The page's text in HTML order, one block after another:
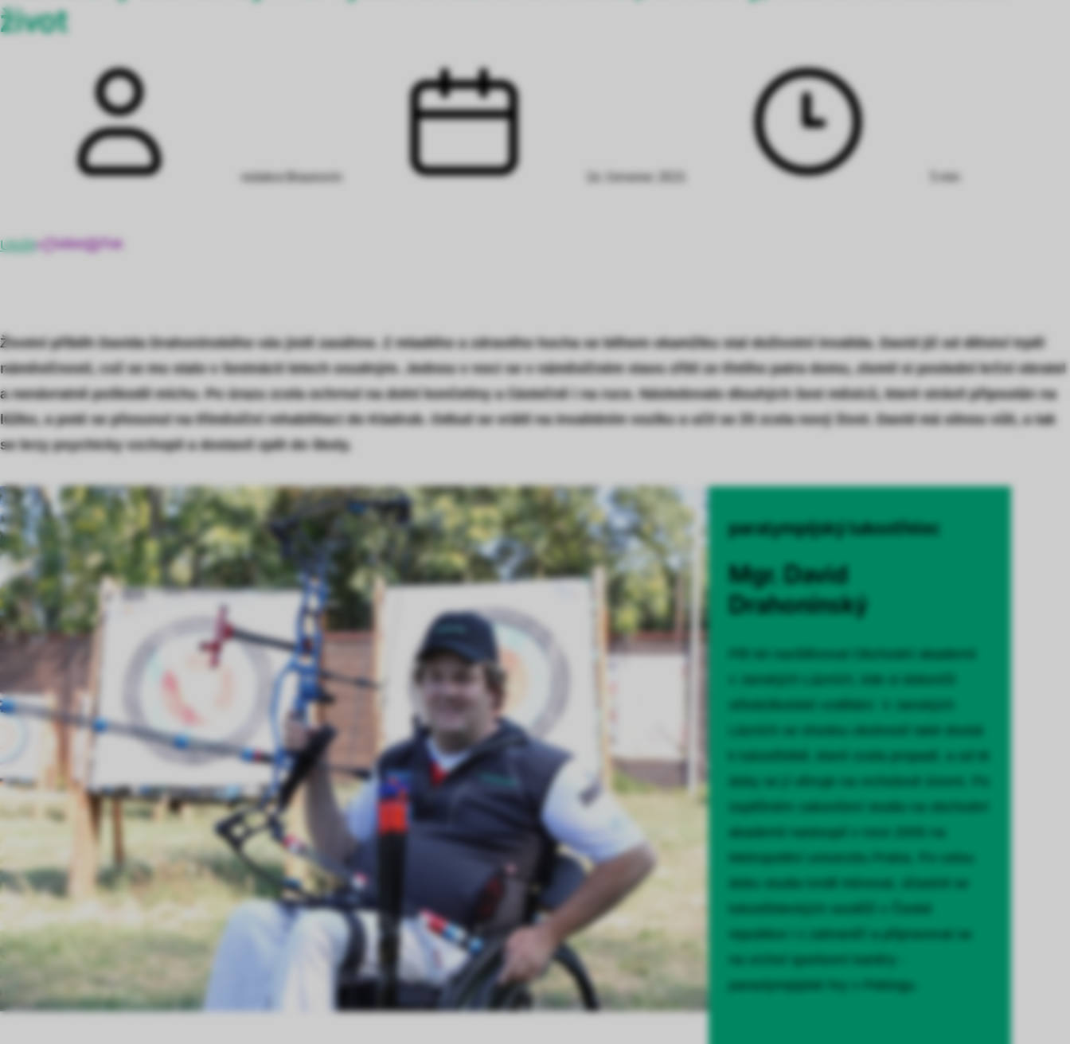
život
Uložit
Životní příběh Davida Drahonínského vás jistě zasáhne. Z mladého a zdravého hocha se během okamžiku stal doživotní invalida. David již od dětství trpěl
náměsíčností, což se mu stalo v šestnácti letech osudným. Jednou v noci se v náměsíčném stavu zřítil ze třetího patra domu, zlomil si poslední krční obratel
a nenávratně poškodil míchu. Po úrazu zcela ochrnul na dolní končetiny a částečně i na ruce. Následovalo dlouhých šest měsíců, které strávil připoután na
lůžko, a poté se přesunul na tříměsíční rehabilitaci do Kladrub. Odtud se vrátil na invalidním vozíku a učil se žít zcela nový život. David má silnou vůli, a tak
se brzy psychicky vzchopil a dostavil zpět do školy.
paralympijský lukostřelec
Mgr. David
Drahonínský
Pět let navštěvoval Obchodní akademii
Lázních se shodou okolností také dostal
k lukostřelbě, které zcela propadl, a od té
doby se jí věnuje na vrcholové úrovni. Po
úspěšném zakončení studia na obchodní
akademii nastoupil v roce 2005 na
Metropolitní univerzitu Praha. Po celou
republice i v zahraničí a připravoval se
na vrchol sportovní kariéry -
paraolympijské hry v Pekingu.